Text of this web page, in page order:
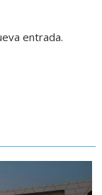
entrada.